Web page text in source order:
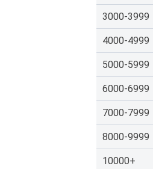
3000-3999
4000-4999
5000-5999
6000-6999
7000-7999
8000-9999
10000+